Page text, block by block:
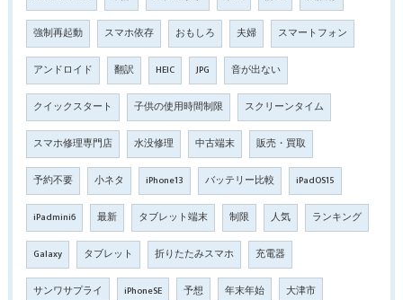
強制再起動 スマホ依存 おもしろ 夫婦 スマートフォン
アンドロイド 翻訳 HEIC JPG 音が出ない
クイックスタート 子供の使用時間制限 スクリーンタイム
スマホ修理専門店 水没修理 中古端末 販売・買取
予約不要 小ネタ iPhone13 バッテリー比較 iPadOS15
iPadmini6 最新 タブレット端末 制限 人気 ランキング
Galaxy タブレット 折りたたみスマホ 充電器
サンワサプライ iPhoneSE 予想 年末年始 大津市